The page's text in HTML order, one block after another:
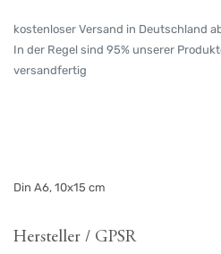
kostenloser Versand in Deutschland
In der Regel sind 95% unserer
versandfertig
Din A6, 10x15 cm
Hersteller / GPSR